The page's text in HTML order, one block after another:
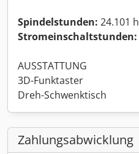
Spindelstunden: 24.101 h
Stromeinschaltstunden:
AUSSTATTUNG
3D-Funktaster
Dreh-Schwenktisch
Zahlungsabwicklung